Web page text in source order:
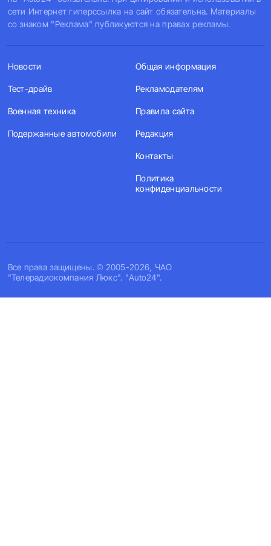
сети Интернет гиперссылка на сайт обязательна. Материалы
со знаком "Реклама" публикуются на правах рекламы.
Все права защищены. © 2005-2026, ЧАО
"Телерадиокомпания Люкс". "Auto24".
Новости
Тест-драйв
Военная техника
Подержанные автомобили
Общая информация
Рекламодателям
Правила сайта
Редакция
Контакты
Политика
конфиденциальности